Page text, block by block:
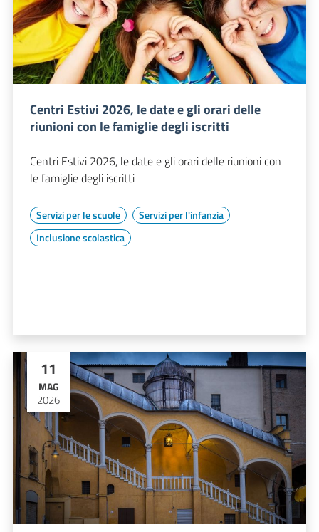
Centri Estivi 2026, le date e gli orari delle
riunioni con le famiglie degli iscritti
Centri Estivi 2026, le date e gli orari delle riunioni con
le famiglie degli iscritti
Servizi per le scuole
Servizi per l'infanzia
Inclusione scolastica
11
MAG
2026